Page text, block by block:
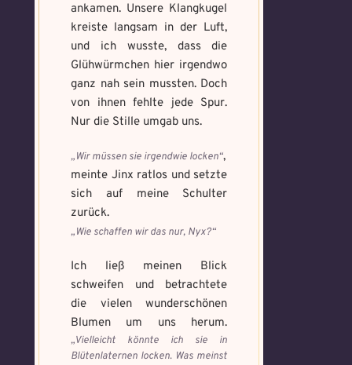
ankamen. Unsere Klangkugel
kreiste langsam in der Luft,
und ich wusste, dass die
Glühwürmchen hier irgendwo
ganz nah sein mussten. Doch
von ihnen fehlte jede Spur.
Nur die Stille umgab uns.
„Wir müssen sie irgendwie locken“,
meinte Jinx ratlos und setzte
sich auf meine Schulter
zurück.
„Wie schaffen wir das nur, Nyx?“
Ich ließ meinen Blick
schweifen und betrachtete
die vielen wunderschönen
Blumen um uns herum.
„Vielleicht könnte ich sie in
Blütenlaternen locken. Was meinst